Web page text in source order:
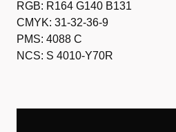
RGB: R164 G140 B131
CMYK: 31-32-36-9
PMS: 4088 C
NCS: S 4010-Y70R